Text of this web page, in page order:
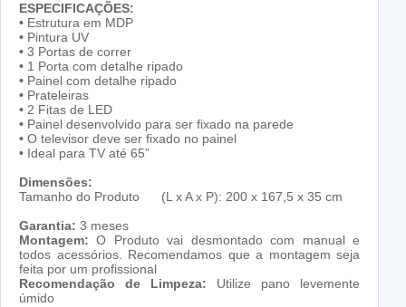
ESPECIFICAÇÕES:
• Estrutura em MDP
• Pintura UV
• 3 Portas de correr
• 1 Porta com detalhe ripado
• Painel com detalhe ripado
• Prateleiras
• 2 Fitas de LED
• Painel desenvolvido para ser fixado na parede
• O televisor deve ser fixado no painel
• Ideal para TV até 65”
Dimensões:
Tamanho do Produto (L x A x P): 200 x 167,5 x 35 cm
Garantia: 3 meses
Montagem: O Produto vai desmontado com manual e
todos acessórios. Recomendamos que a montagem seja
feita por um profissional
Recomendação de Limpeza: Utilize pano levemente
úmido